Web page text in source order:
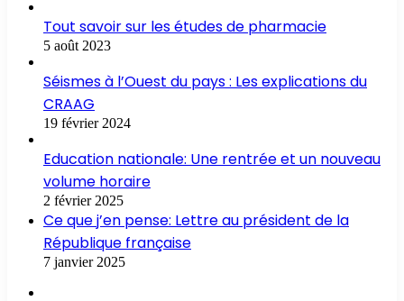
Tout savoir sur les études de pharmacie
5 août 2023
Séismes à l’Ouest du pays : Les explications du
CRAAG
19 février 2024
Education nationale: Une rentrée et un nouveau
volume horaire
2 février 2025
Ce que j’en pense: Lettre au président de la
République française
7 janvier 2025